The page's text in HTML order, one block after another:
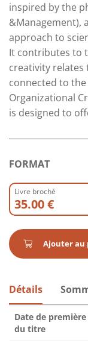
inspired by the
&Management),
approach to
It contributes to
creativity relates
connected to the
Organizational
is designed to
FORMAT
Livre broché
35.00 €
Ajouter au
Détails
Date de
du titre